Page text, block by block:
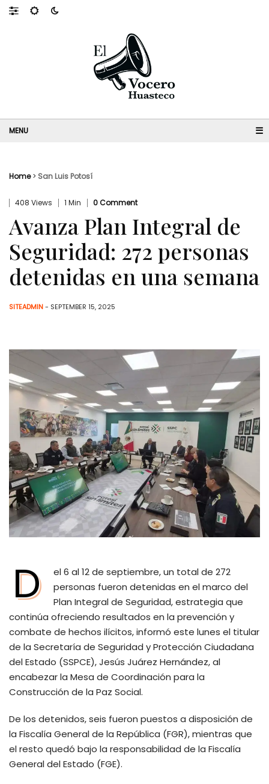
☰
Home> San Luis Potosí
408 Views 1 Min 0 Comment
Avanza Plan Integral de
Seguridad: 272 personas
detenidas en una semana
SITEADMIN- SEPTEMBER 15, 2025
D
el 6 al 12 de septiembre, un total de 272
personas fueron detenidas en el marco del
Plan Integral de Seguridad, estrategia que
continúa ofreciendo resultados en la prevención y
combate de hechos ilícitos, informó este lunes el titular
de la Secretaría de Seguridad y Protección Ciudadana
del Estado (SSPCE), Jesús Juárez Hernández, al
encabezar la Mesa de Coordinación para la
Construcción de la Paz Social.
De los detenidos, seis fueron puestos a disposición de
la Fiscalía General de la República (FGR), mientras que
el resto quedó bajo la responsabilidad de la Fiscalía
General del Estado (FGE).